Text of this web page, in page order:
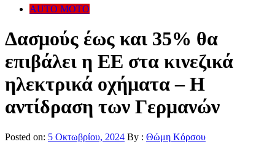
AUTO MOTO
Δασμούς έως και 35% θα
επιβάλει η ΕΕ στα κινεζικά
ηλεκτρικά οχήματα – Η
αντίδραση των Γερμανών
Posted on: 5 Οκτωβρίου, 2024 By : Θώμη Κόρσου